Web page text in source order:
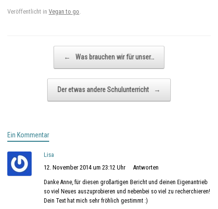
Veröffentlicht in Vegan to go
← Was brauchen wir für unser…
Der etwas andere Schulunterricht →
Ein Kommentar
Lisa
12. November 2014 um 23:12 Uhr
Antworten
Danke Anne, für diesen großartigen Bericht und deinen Eigenantrieb
so viel Neues auszuprobieren und nebenbei so viel zu recherchieren!
Dein Text hat mich sehr fröhlich gestimmt :)